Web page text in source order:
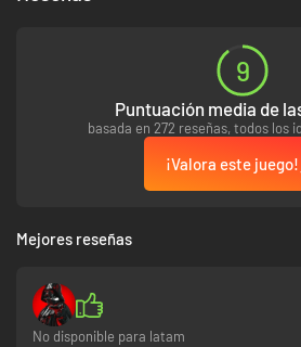
9
Puntuación media de
basada en 272 reseñas, todos los
¡Valora este juego!
Mejores reseñas
No disponible para latam